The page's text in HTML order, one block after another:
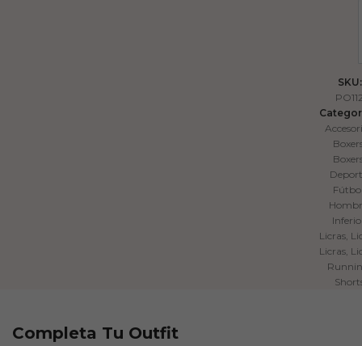
SKU:
Licras,
Licras,
Completa Tu Outfit